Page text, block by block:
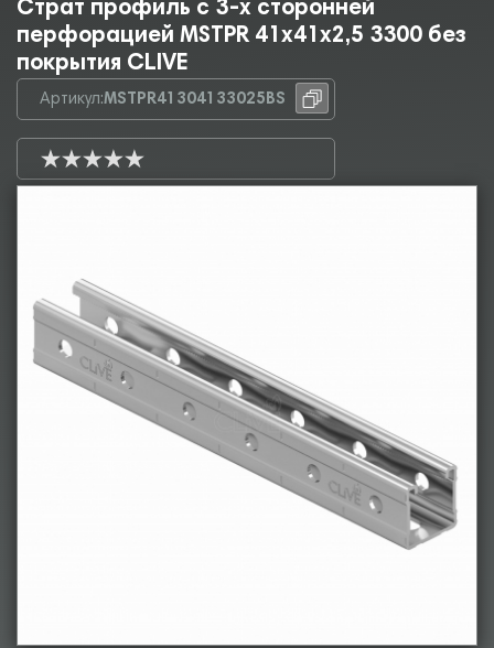
Страт профиль с 3-х сторонней
перфорацией MSTPR 41х41х2,5 3300 без
покрытия CLIVE
Артикул:MSTPR41304133025BS